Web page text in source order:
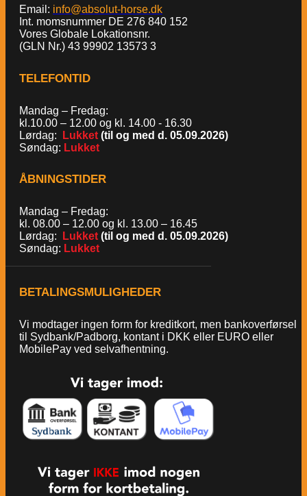
Email: info@absolut-horse.dk
Int. momsnummer DE 276 840 152
Vores Globale Lokationsnr.
(GLN Nr.) 43 99902 13573 3
TELEFONTID
Mandag – Fredag:
kl.10.00 – 12.00 og kl. 14.00 - 16.30
Lørdag:
Lukket (til og med d. 05.09.2026)
Søndag: Lukket
ÅBNINGSTIDER
Mandag – Fredag:
kl. 08.00 – 12.00 og kl. 13.00 – 16.45
Lørdag:
Lukket (til og med d. 05.09.2026)
Søndag: Lukket
BETALINGSMULIGHEDER
Vi modtager ingen form for kreditkort, men bankoverførsel
til Sydbank/Padborg, kontant i DKK eller EURO eller
MobilePay ved selvafhentning.